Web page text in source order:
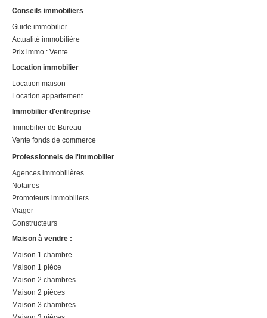
Conseils immobiliers
Guide immobilier
Actualité immobilière
Prix immo : Vente
Location immobilier
Location maison
Location appartement
Immobilier d'entreprise
Immobilier de Bureau
Vente fonds de commerce
Professionnels de l'immobilier
Agences immobilières
Notaires
Promoteurs immobiliers
Viager
Constructeurs
Maison à vendre :
Maison 1 chambre
Maison 1 pièce
Maison 2 chambres
Maison 2 pièces
Maison 3 chambres